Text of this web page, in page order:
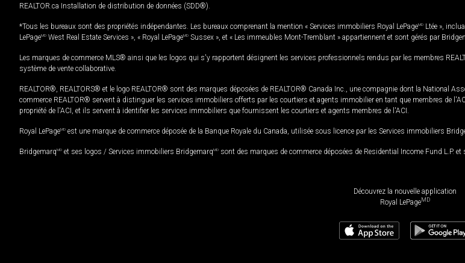
REALTOR.ca Installation de distribution de données (SDD®).
*Tous les bureaux sont des propriétés indépendantes. Les bureaux comprenant la mention « Services immobiliers Royal LePageMD Ltée »,
LePageMD West Real Estate Services », « Royal LePageMD Sussex », et « Les immeubles Mont-Tremblant » appartiennent et sont gérés par
Les marques de commerce MLS® ainsi que les logos qui s'y rapportent désignent les services professionnels rendus par les membres
système de vente collaborative.
REALTOR®, REALTORS® et le logo REALTOR® sont des marques déposées de REALTOR® Canada Inc., une compagnie dont la National
commerce REALTOR® servent à distinguer les services immobiliers offerts par les courtiers et agents immobilier en tant que membres de
propriété de l'ACI, et ils servent à identifier les services immobiliers que fournissent les courtiers et agents membres de l'ACI.
Royal LePageMD est une marque de commerce déposée de la Banque Royale du Canada, utilisée sous licence par les Services immobiliers
BridgemarqMD et ses logos / Services immobiliers BridgemarqMD sont des marques de commerce déposées de Residential Income Fund L.P.
Découvrez la nouvelle application
Royal LePageMD